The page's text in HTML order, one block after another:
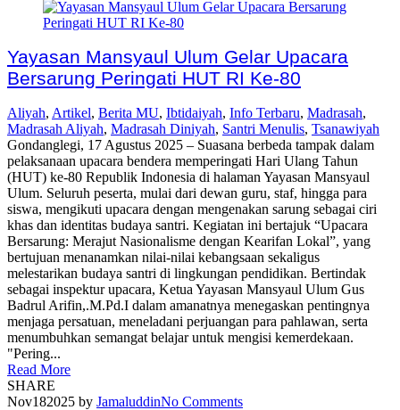
Yayasan Mansyaul Ulum Gelar Upacara
Bersarung Peringati HUT RI Ke-80
Aliyah, Artikel, Berita MU, Ibtidaiyah, Info Terbaru, Madrasah,
Madrasah Aliyah, Madrasah Diniyah, Santri Menulis, Tsanawiyah
Gondanglegi, 17 Agustus 2025 – Suasana berbeda tampak dalam
pelaksanaan upacara bendera memperingati Hari Ulang Tahun
(HUT) ke-80 Republik Indonesia di halaman Yayasan Mansyaul
Ulum. Seluruh peserta, mulai dari dewan guru, staf, hingga para
siswa, mengikuti upacara dengan mengenakan sarung sebagai ciri
khas dan identitas budaya santri. Kegiatan ini bertajuk “Upacara
Bersarung: Merajut Nasionalisme dengan Kearifan Lokal”, yang
bertujuan menanamkan nilai-nilai kebangsaan sekaligus
melestarikan budaya santri di lingkungan pendidikan. Bertindak
sebagai inspektur upacara, Ketua Yayasan Mansyaul Ulum Gus
Badrul Arifin,.M.Pd.I dalam amanatnya menegaskan pentingnya
menjaga persatuan, meneladani perjuangan para pahlawan, serta
menumbuhkan semangat belajar untuk mengisi kemerdekaan.
"Pering...
Read More
SHARE
Nov182025 by JamaluddinNo Comments